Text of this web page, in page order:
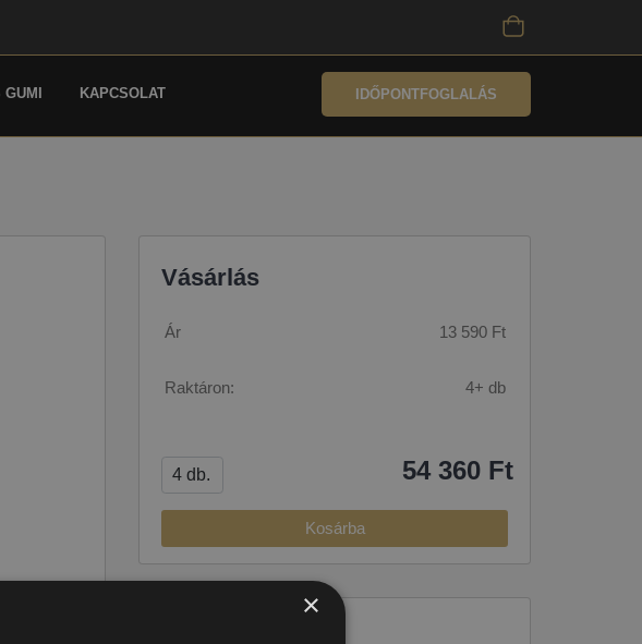
KAPCSOLAT IDŐPONTFOGLALÁS
Vásárlás
Ár 13 590 Ft
Raktáron: 4+ db
54 360 Ft
Kosárba
×